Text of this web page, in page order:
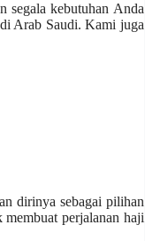
segala kebutuhan Anda
Arab Saudi. Kami juga
dirinya sebagai pilihan
perjalanan haji